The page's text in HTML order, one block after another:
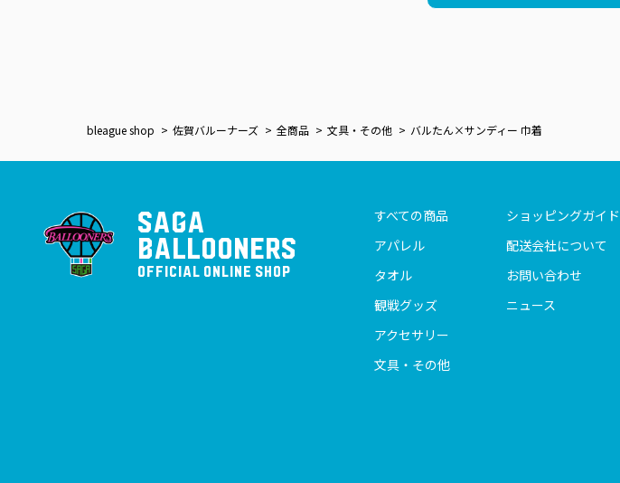
bleague shop 佐賀バルーナーズ 全商品 文具・その他 バルたん×サンディー 巾着
SAGA
BALLOONERS
OFFICIAL ONLINE SHOP
すべての商品
アパレル
タオル
観戦グッズ
アクセサリー
文具・その他
ショッピングガイド
配送会社について
お問い合わせ
ニュース